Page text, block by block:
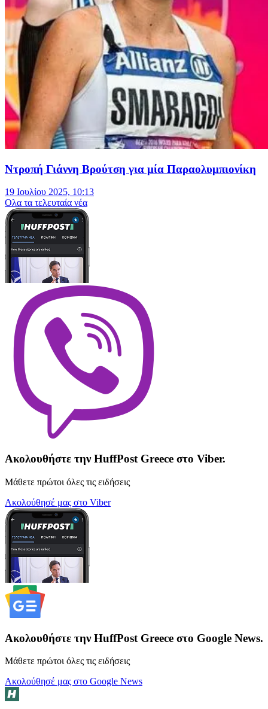
Ντροπή Γιάννη Βρούτση για μία Παραολυμπιονίκη
19 Ιουλίου 2025, 10:13
Oλα τα τελευταία νέα
Ακολουθήστε την HuffPost Greece στο Viber.
Μάθετε πρώτοι όλες τις ειδήσεις
Ακολούθησέ μας στο Viber
Ακολουθήστε την HuffPost Greece στο Google News.
Μάθετε πρώτοι όλες τις ειδήσεις
Ακολούθησέ μας στο Google News